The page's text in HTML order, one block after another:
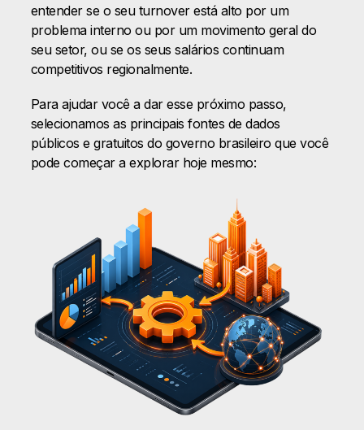
entender se o seu turnover está alto por um
problema interno ou por um movimento geral do
seu setor, ou se os seus salários continuam
competitivos regionalmente.
Para ajudar você a dar esse próximo passo,
selecionamos as principais fontes de dados
públicos e gratuitos do governo brasileiro que você
pode começar a explorar hoje mesmo: